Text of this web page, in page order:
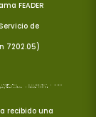
FEADER
de
7202.05)
recibido una